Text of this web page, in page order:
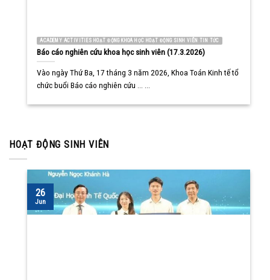
ACADEMY ACTIVITIES HOẠT ĐỘNG KHOA HỌC HOẠT ĐỘNG SINH VIÊN TIN TỨC
Báo cáo nghiên cứu khoa học sinh viên (17.3.2026)
Vào ngày Thứ Ba, 17 tháng 3 năm 2026, Khoa Toán Kinh tế tổ
chức buổi Báo cáo nghiên cứu ... ...
HOẠT ĐỘNG SINH VIÊN
26
Jun